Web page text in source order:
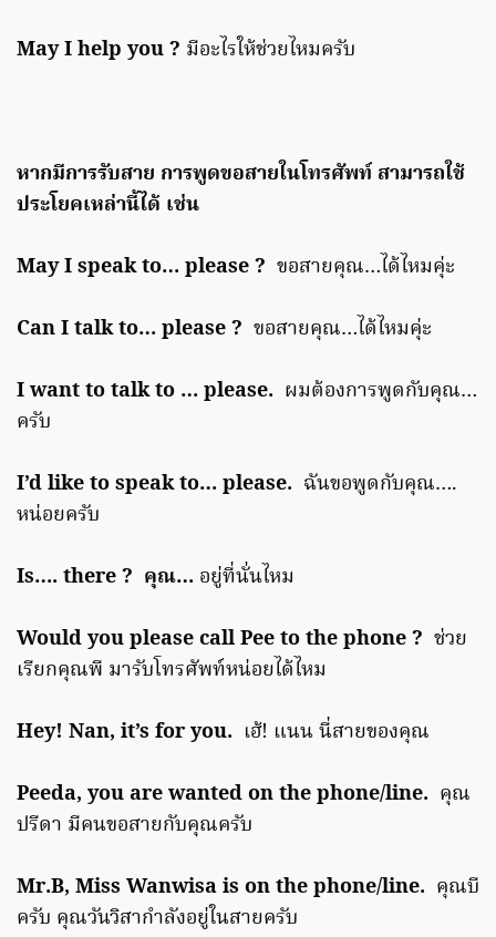
May I help you ? มีอะไรให้ช่วยไหมครับ
หากมีการรับสาย การพูดขอสายในโทรศัพท์ สามารถใช้
ประโยคเหล่านี้ได้ เช่น
May I speak to… please ? ขอสายคุณ…ได้ไหมคุ่ะ
Can I talk to… please ? ขอสายคุณ…ได้ไหมคุ่ะ
I want to talk to … please. ผมต้องการพูดกับคุณ…
ครับ
I’d like to speak to… please. ฉันขอพูดกับคุณ….
หน่อยครับ
Is…. there ? คุณ… อยู่ที่นั่นไหม
Would you please call Pee to the phone ? ช่วย
เรียกคุณพี มารับโทรศัพท์หน่อยได้ไหม
Hey! Nan, it’s for you. เฮ้! แนน นี่สายของคุณ
Peeda, you are wanted on the phone/line. คุณ
ปรีดา มีคนขอสายกับคุณครับ
Mr.B, Miss Wanwisa is on the phone/line. คุณบี
ครับ คุณวันวิสากำลังอยู่ในสายครับ